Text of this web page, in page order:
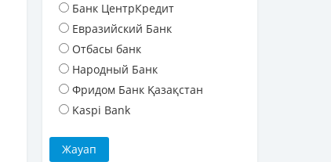
Банк ЦентрКредит
Евразийский Банк
Отбасы банк
Народный Банк
Фридом Банк Қазақстан
Kaspi Bank